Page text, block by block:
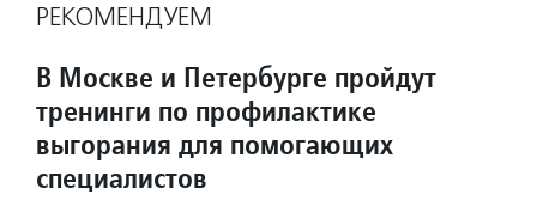
РЕКОМЕНДУЕМ
В Москве и Петербурге пройдут
тренинги по профилактике
выгорания для помогающих
специалистов